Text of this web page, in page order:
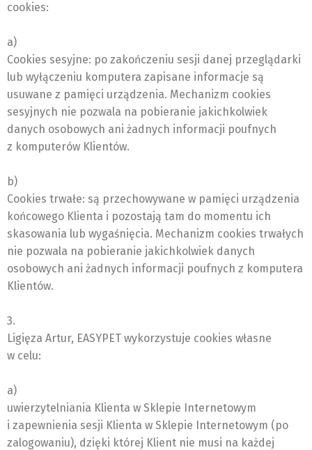
cookies:
a)
Cookies sesyjne: po zakończeniu sesji danej przeglądarki
lub wyłączeniu komputera zapisane informacje są
usuwane z pamięci urządzenia. Mechanizm cookies
sesyjnych nie pozwala na pobieranie jakichkolwiek
danych osobowych ani żadnych informacji poufnych
z komputerów Klientów.
b)
Cookies trwałe: są przechowywane w pamięci urządzenia
końcowego Klienta i pozostają tam do momentu ich
skasowania lub wygaśnięcia. Mechanizm cookies trwałych
nie pozwala na pobieranie jakichkolwiek danych
osobowych ani żadnych informacji poufnych z komputera
Klientów.
3.
Ligięza Artur, EASYPET wykorzystuje cookies własne
w celu:
a)
uwierzytelniania Klienta w Sklepie Internetowym
i zapewnienia sesji Klienta w Sklepie Internetowym (po
zalogowaniu), dzięki której Klient nie musi na każdej